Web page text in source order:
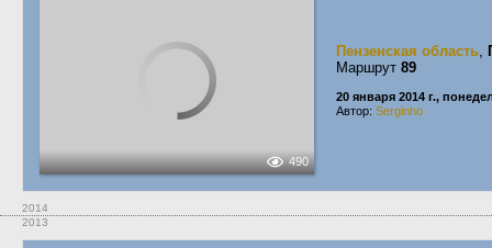
490
Пензенская область,
Маршрут 89
20 января 2014 г.,
Автор: Serginho
2014
2013